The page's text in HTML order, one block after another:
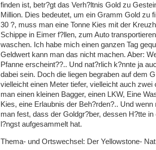
finden ist, betr?gt das Verh?ltnis Gold zu
Million. Dies bedeutet, um ein Gramm Gold zu
30 ?, muss man eine Tonne Kies mit der
Schippe in Eimer f?llen, zum Auto
waschen. Ich habe mich einen ganzen Tag
Geldwert kann man das nicht machen. Aber:
Pfanne erscheint??.. Und nat?rlich k?nnte ja
dabei sein. Doch die liegen begraben auf dem
vielleicht einen Meter tiefer, vielleicht auch zwei
man einen kleinen Bagger, einen LKW, Eine
Kies, eine Erlaubnis der Beh?rden?.. Und
man fest, dass der Goldgr?ber, dessen H?tte
l?ngst aufgesammelt hat.
Thema- und Ortswechsel: Der Yellowstone-